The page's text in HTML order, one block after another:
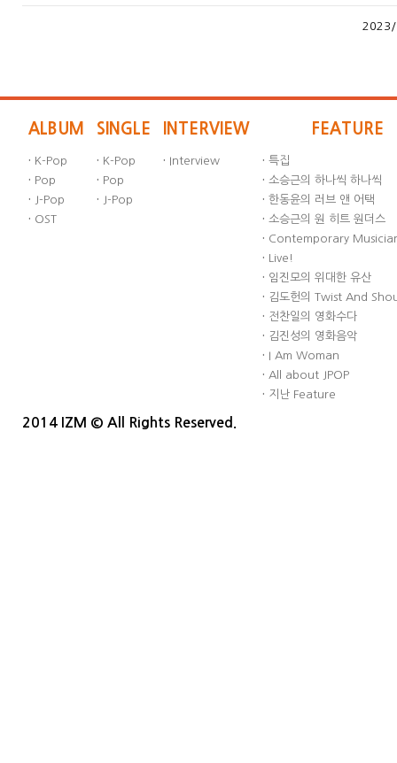
2023/
ALBUM
· K-Pop
· Pop
· J-Pop
· OST
SINGLE
· K-Pop
· Pop
· J-Pop
INTERVIEW
· Interview
FEATURE
· 특집
· 소승근의 하나씩 하나씩
· 한동윤의 러브 앤 어택
· 소승근의 원 히트 원더스
· Contemporary
· Live!
· 임진모의 위대한 유산
· 김도헌의 Twist And
· 전찬일의 영화수다
· 김진성의 영화음악
· I Am Woman
· All about JPOP
· 지난 Feature
2014 IZM © All Rights Reserved.